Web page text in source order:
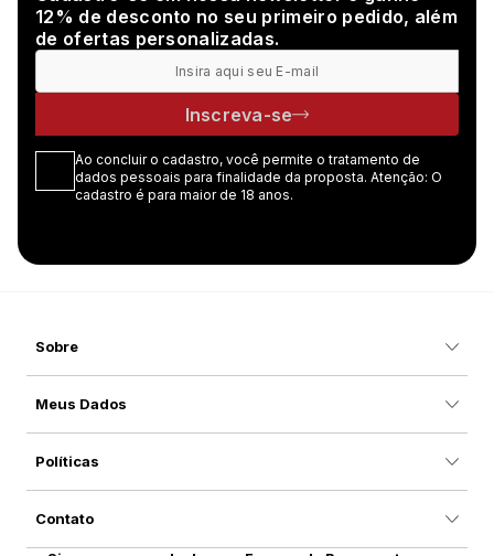
12% de desconto no seu primeiro pedido, além
de ofertas personalizadas.
Inscreva-se
Ao concluir o cadastro, você permite o tratamento de
dados pessoais para finalidade da proposta. Atenção: O
cadastro é para maior de 18 anos.
Sobre
Meus Dados
Políticas
Contato